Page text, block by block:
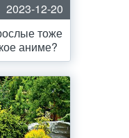
2023-12-20
тоже
аниме?